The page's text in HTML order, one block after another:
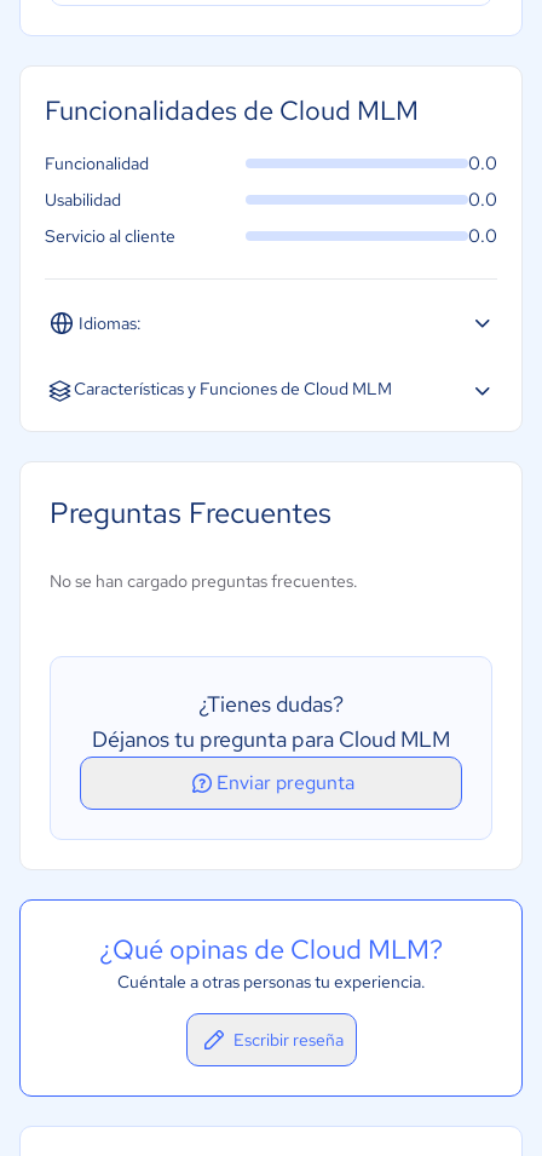
Funcionalidades de Cloud MLM
Idiomas:
Español Inglés Portugués
Funcionalidad 0.0
Usabilidad 0.0
Servicio al cliente 0.0
Características y Funciones de Cloud MLM
Gestión de pedidos
Preguntas Frecuentes
No se han cargado preguntas frecuentes.
¿Tienes dudas?
Déjanos tu pregunta para Cloud MLM
Enviar pregunta
¿Qué opinas de Cloud MLM?
Cuéntale a otras personas tu experiencia.
Escribir reseña